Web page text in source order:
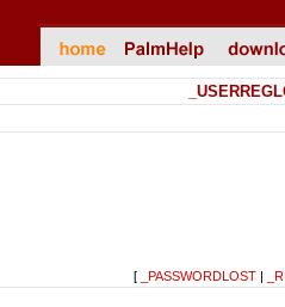
[ _PASSWORDLOST |